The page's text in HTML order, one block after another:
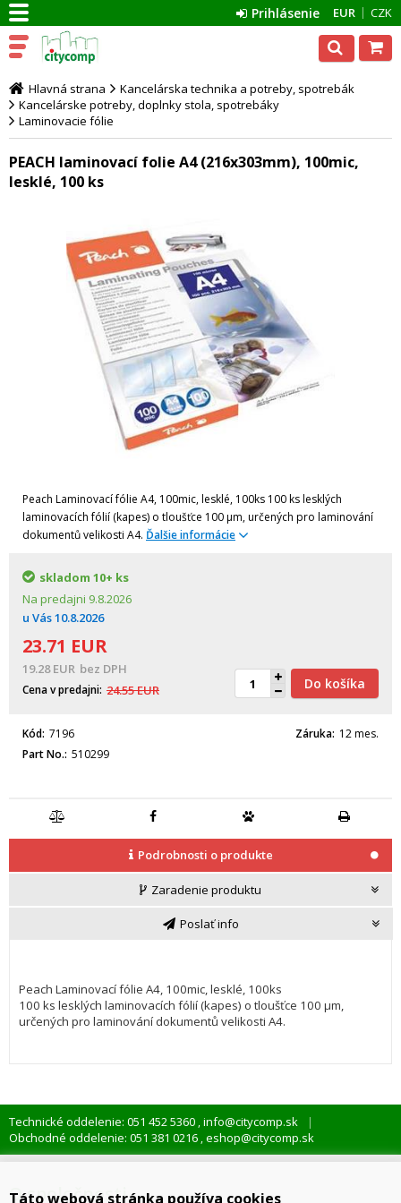
EUR CZK
Prihlásenie
Hlavná strana
Kancelárska technika a potreby, spotrebák
Kancelárske potreby, doplnky stola, spotrebáky
Laminovacie fólie
PEACH laminovací folie A4 (216x303mm), 100mic,
lesklé, 100 ks
Peach Laminovací fólie A4, 100mic, lesklé, 100ks 100 ks lesklých
laminovacích fólií (kapes) o tloušťce 100 µm, určených pro laminování
dokumentů velikosti A4. Ďalšie informácie
skladom 10+ ks
Na predajni 9.8.2026
u Vás10.8.2026
23.71 EUR
19.28EUR bez DPH
Cena v predajni 24.55EUR Do košíka
Kód 7196
Part No. 510299
Záruka 12 mes.
Podrobnosti o produkte
Zaradenie produktu
Poslať info
Peach Laminovací fólie A4, 100mic, lesklé, 100ks
100 ks lesklých laminovacích fólií (kapes) o tloušťce 100 µm,
určených pro laminování dokumentů velikosti A4.
Technické oddelenie: 051 452 5360 ,info@citycomp.sk
Obchodné oddelenie: 051 381 0216 ,eshop@citycomp.sk
O spoločnosti
Táto webová stránka používa cookies